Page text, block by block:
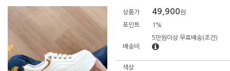
상품가 49,900원
포인트 1%
배송비
5만원이상 무료배송(조건)
색상